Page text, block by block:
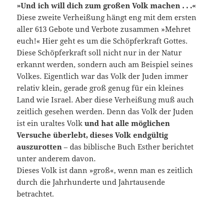
»Und ich will dich zum großen Volk machen . . .«
Diese zweite Verheißung hängt eng mit dem ersten
aller 613 Gebote und Verbote zusammen »Mehret
euch!« Hier geht es um die Schöpferkraft Gottes.
Diese Schöpferkraft soll nicht nur in der Natur
erkannt werden, sondern auch am Beispiel seines
Volkes. Eigentlich war das Volk der Juden immer
relativ klein, gerade groß genug für ein kleines
Land wie Israel. Aber diese Verheißung muß auch
zeitlich gesehen werden. Denn das Volk der Juden
ist ein uraltes Volkund hat alle möglichen
Versuche überlebt, dieses Volk endgültig
auszurotten – das biblische Buch Esther berichtet
unter anderem davon.
Dieses Volk ist dann »groß«, wenn man es zeitlich
durch die Jahrhunderte und Jahrtausende
betrachtet.